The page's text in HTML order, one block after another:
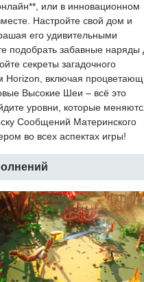
или в инновационном
Настройте свой дом и
его удивительными
подобрать забавные наряды
секреты загадочного
Horizon, включая
Высокие Шеи – всё это
уровни, которые
Сообщений Материнского
во всех аспектах игры!